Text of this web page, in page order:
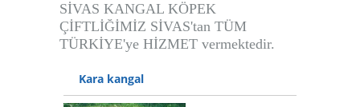
SİVAS KANGAL KÖPEK
ÇİFTLİĞİMİZ SİVAS'tan TÜM
TÜRKİYE'ye HİZMET vermektedir.
Kara kangal